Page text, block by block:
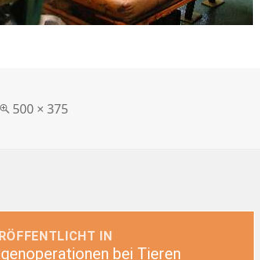
Originalgröße
500 × 375
IN
bei Tieren